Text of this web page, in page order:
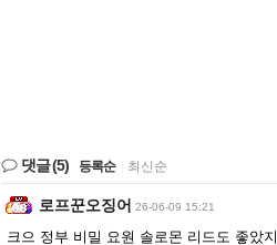
댓글(5) 등록순 최신순
로프꾼오징어 26-06-09 15:21
크으 정부 비밀 요원 솔로몬 리드도 좋았지